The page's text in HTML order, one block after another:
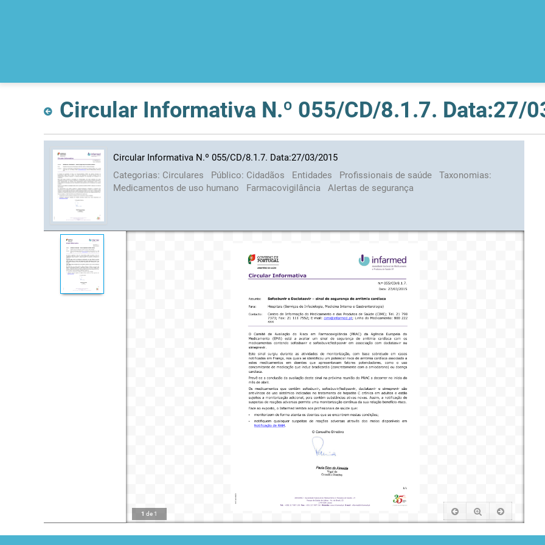
Circular Informativa N.º 055/CD/8.1.7. Data:27/
Circular Informativa N.º 055/CD/8.1.7. Data:27/03/2015
Categorias: Circulares Público: Cidadãos Entidades Profissionais de saúde
Taxonomias:
Medicamentos de uso humano
Farmacovigilância Alertas de segurança
1 de 1